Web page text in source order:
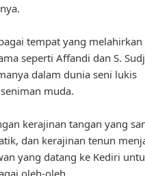
tempat yang melahirkan
seperti Affandi dan S.
dalam dunia seni lukis
muda.
kerajinan tangan yang
dan kerajinan tenun
yang datang ke Kediri